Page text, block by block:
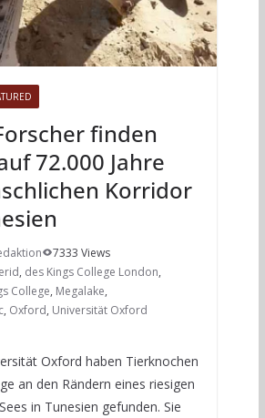
finden
72.000 Jahre
Korridor
7333 Views
, des Kings College London,
College, Megalake,
, Oxford, Universität Oxford
Oxford haben Tierknochen
an den Rändern eines riesigen
in Tunesien gefunden. Sie